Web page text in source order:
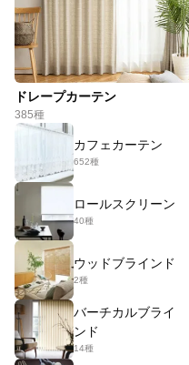
ドレープカーテン
385種
カフェカーテン
652種
ロールスクリーン
40種
ウッドブラインド
2種
バーチカルブライ
ンド
14種